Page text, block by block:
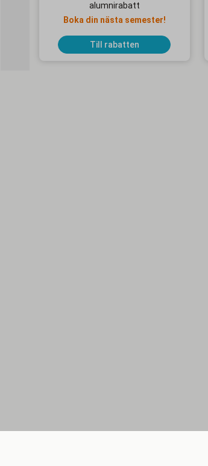
alumnirabatt
Boka din nästa semester!
Till rabatten